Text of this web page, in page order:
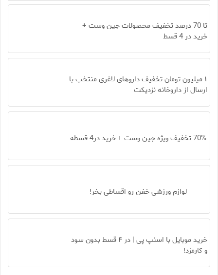
تا 70 درصد تخفیف محصولات جین وست +
خرید در 4 قسط
۱ میلیون تومان تخفیف داروهای لاغری منتخب با
ارسال از داروخانه نزدیکت
70% تخفیف ویژه جین وست + خرید در4 قسطه
لوازم ورزشی خفن رو اقساطی بخر!
خرید موبایل با اسنپ پی | در ۴ قسط بدون سود
و کارمزد!